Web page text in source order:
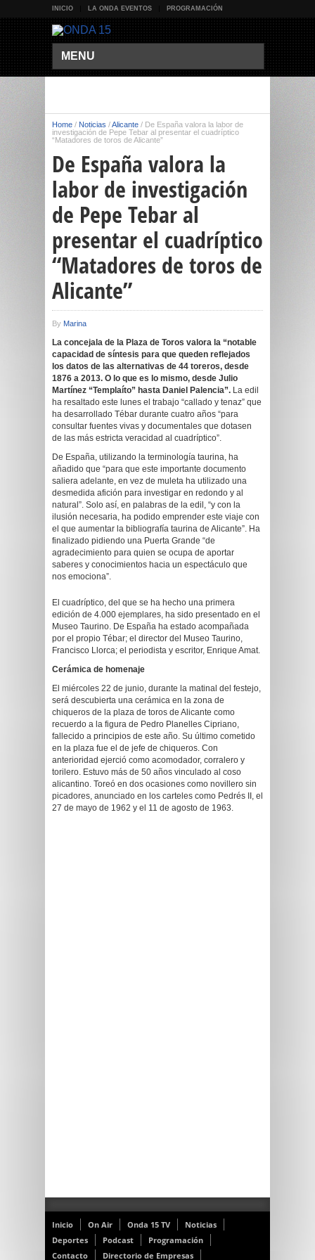
INICIO LA ONDA EVENTOS PROGRAMACIÓN
MENU
Home / Noticias /Alicante / De España valora la labor de
investigación de Pepe Tebar al presentar el cuadríptico
“Matadores de toros de Alicante”
De España valora la
labor de investigación
de Pepe Tebar al
presentar el cuadríptico
“Matadores de toros de
Alicante”
By Marina
La concejala de la Plaza de Toros valora la “notable
capacidad de síntesis para que queden reflejados
los datos de las alternativas de 44 toreros, desde
1876 a 2013. O lo que es lo mismo, desde Julio
Martínez “Templaíto” hasta Daniel Palencia”. La edil
ha resaltado este lunes el trabajo “callado y tenaz” que
ha desarrollado Tébar durante cuatro años “para
consultar fuentes vivas y documentales que dotasen
de las más estricta veracidad al cuadríptico”.
De España, utilizando la terminología taurina, ha
añadido que “para que este importante documento
saliera adelante, en vez de muleta ha utilizado una
desmedida afición para investigar en redondo y al
natural”. Solo así, en palabras de la edil, “y con la
ilusión necesaria, ha podido emprender este viaje con
el que aumentar la bibliografía taurina de Alicante”. Ha
finalizado pidiendo una Puerta Grande “de
agradecimiento para quien se ocupa de aportar
saberes y conocimientos hacia un espectáculo que
nos emociona”.
El cuadríptico, del que se ha hecho una primera
edición de 4.000 ejemplares, ha sido presentado en el
Museo Taurino. De España ha estado acompañada
por el propio Tébar; el director del Museo Taurino,
Francisco Llorca; el periodista y escritor, Enrique Amat.
Cerámica de homenaje
El miércoles 22 de junio, durante la matinal del festejo,
será descubierta una cerámica en la zona de
chiqueros de la plaza de toros de Alicante como
recuerdo a la figura de Pedro Planelles Cipriano,
fallecido a principios de este año. Su último cometido
en la plaza fue el de jefe de chiqueros. Con
anterioridad ejerció como acomodador, corralero y
torilero. Estuvo más de 50 años vinculado al coso
alicantino. Toreó en dos ocasiones como novillero sin
picadores, anunciado en los carteles como Pedrés II, el
27 de mayo de 1962 y el 11 de agosto de 1963.
Inicio On Air Onda 15 TV
Noticias
Deportes
Podcast
Programación
Contacto
Directorio de Empresas